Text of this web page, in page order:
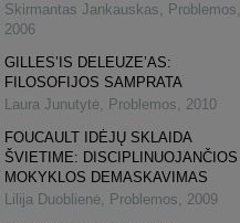
Skirmantas Jankauskas, Problemos,
2006
GILLES’IS DELEUZE’AS:
FILOSOFIJOS SAMPRATA
Laura Junutytė, Problemos, 2010
FOUCAULT IDĖJŲ SKLAIDA
ŠVIETIME: DISCIPLINUOJANČIOS
MOKYKLOS DEMASKAVIMAS
Lilija Duoblienė, Problemos, 2009